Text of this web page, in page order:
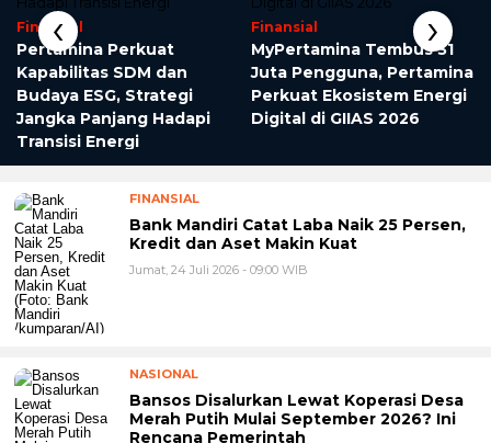
Finansial
Pertamina Perkuat
Kapabilitas SDM dan
Budaya ESG, Strategi
Jangka Panjang Hadapi
Transisi Energi
Finansial
MyPertamina Tembus 31
Juta Pengguna, Pertamina
Perkuat Ekosistem Energi
Digital di GIIAS 2026
‹ ›
FINANSIAL
Bank Mandiri Catat Laba Naik 25 Persen,
Kredit dan Aset Makin Kuat
Jumat, 24 Juli 2026 - 09:00 WIB
NASIONAL
Bansos Disalurkan Lewat Koperasi Desa
Merah Putih Mulai September 2026? Ini
Rencana Pemerintah